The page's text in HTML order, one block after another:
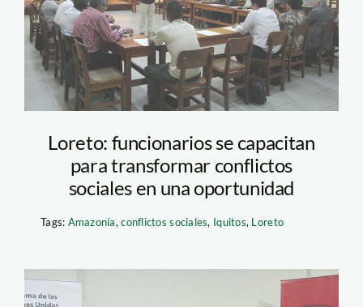
Loreto: funcionarios se capacitan
para transformar conflictos
sociales en una oportunidad
Tags: Amazonía,conflictos sociales, Iquitos, Loreto